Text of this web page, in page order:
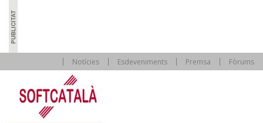
Notícies Esdeveniments Premsa Fòrums